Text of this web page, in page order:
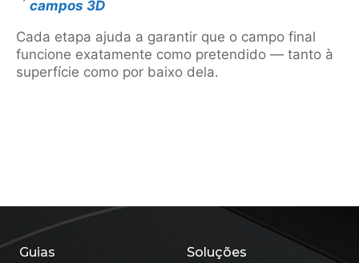
campos 3D
Cada etapa ajuda a garantir que o campo final
funcione exatamente como pretendido — tanto à
superfície como por baixo dela.
Soluções
Guias